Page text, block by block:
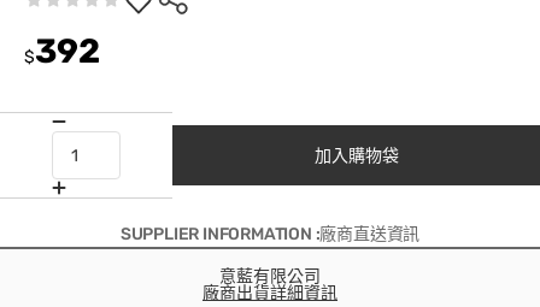
$392
加入購物袋
SUPPLIER INFORMATION :廠商直送資訊
意藍有限公司
廠商出貨詳細資訊